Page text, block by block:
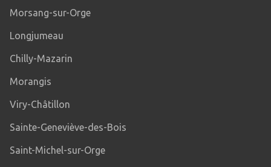
Morsang-sur-Orge
Longjumeau
Chilly-Mazarin
Morangis
Viry-Châtillon
Sainte-Geneviève-des-Bois
Saint-Michel-sur-Orge